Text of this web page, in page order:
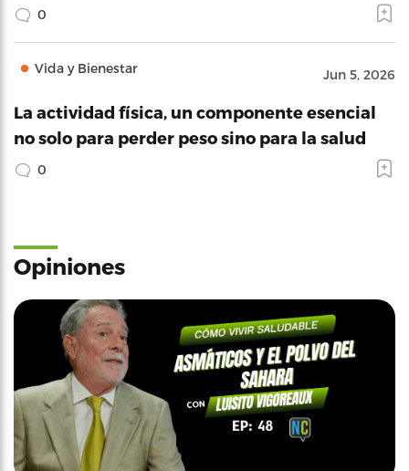
0
Vida y Bienestar Jun 5, 2026
La actividad física, un componente esencial
no solo para perder peso sino para la salud
0
Opiniones